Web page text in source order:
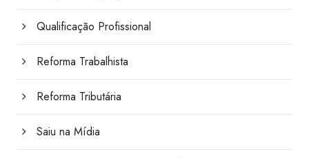
Qualificação Profissional
Reforma Trabalhista
Reforma Tributária
Saiu na Mídia